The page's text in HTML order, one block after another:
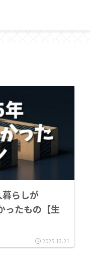
らしが
ったもの【生
2025.12.21